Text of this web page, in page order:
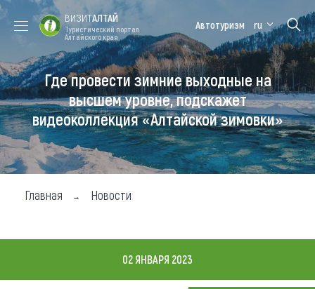
Форум VISIT
ALTAI
Цветение
маральника
Медицинский
форум
Алтайская
зимовка
Туры
Где побывать
Чем заняться
Карта
ВИЗИТАЛТАЙ
Туристический портал
Алтайского края
Автотуризм ru
Где провести зимние выходные на
высшем уровне, подскажет
видеоколлекция «Алтайской зимовки»
Главная Новости
02 ЯНВАРЯ 2023